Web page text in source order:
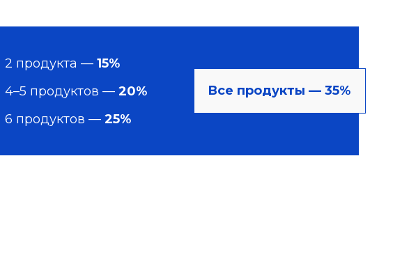
6 продуктов — 25%
4–5 продуктов — 20%
2 продукта — 15%
Все продукты — 35%